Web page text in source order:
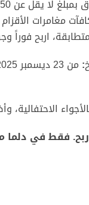
بمبلغ لا يقل عن
مغامرات
اربح فوراً
: من 23 ديسمبر 2025 إلى 3 يناير 2026• المواعيد
فقط في دلما